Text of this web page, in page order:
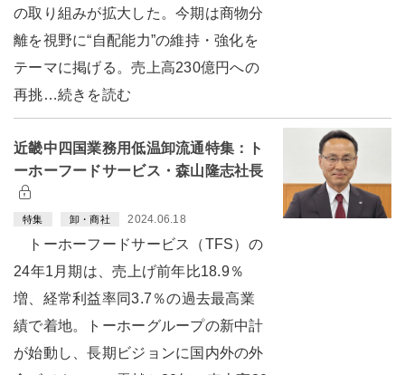
の取り組みが拡大した。今期は商物分
離を視野に“自配能力”の維持・強化を
テーマに掲げる。売上高230億円への
再挑…続きを読む
近畿中四国業務用低温卸流通特集：ト
ーホーフードサービス・森山隆志社長
特集 卸・商社 2024.06.18
トーホーフードサービス（TFS）の
24年1月期は、売上げ前年比18.9％
増、経常利益率同3.7％の過去最高業
績で着地。トーホーグループの新中計
が始動し、長期ビジョンに国内外の外